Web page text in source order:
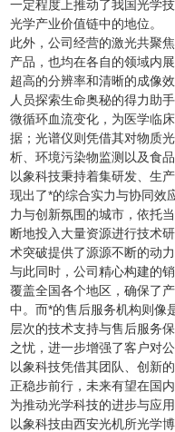
一定程度上推动了我国光学
光学产业价值链中的地位。
此外，公司经营的激光共聚
产品，也均在各自的领域内
超高的分辨率和清晰的成像
人员探索生命奥秘的得力助
微循环血流变化，为医学临
据；光谱仪则凭借其对物质
析、环境污染物监测以及食
以象科技秉持着集研发、生
现出了*的综合实力与协同效
力与创新氛围的城市，依托
断地投入大量资源进行技术
术突破提供了源源不断的动力
与此同时，公司精心构建的
覆盖全国各个地区，确保了
中。而*的售后服务机构则像
层次的技术支持与售后服务
之忧，进一步增强了客户对
以象科技凭借其团队、创新
正稳步前行，未来有望在国
为推动光学科技的进步与应
以象科技由西安光机所光学